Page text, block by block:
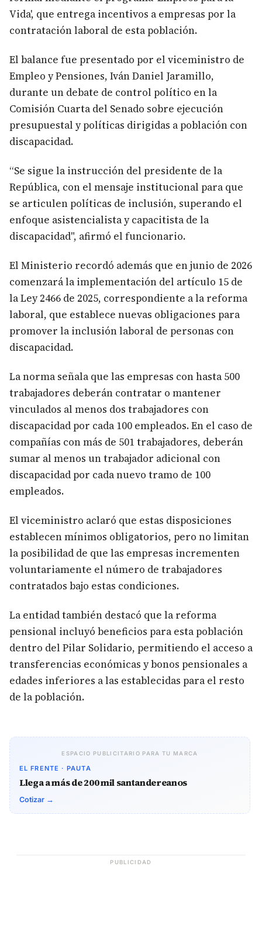
Vida', que entrega incentivos a empresas por la
contratación laboral de esta población.
El balance fue presentado por el viceministro de
Empleo y Pensiones, Iván Daniel Jaramillo,
durante un debate de control político en la
Comisión Cuarta del Senado sobre ejecución
presupuestal y políticas dirigidas a población con
discapacidad.
“Se sigue la instrucción del presidente de la
República, con el mensaje institucional para que
se articulen políticas de inclusión, superando el
enfoque asistencialista y capacitista de la
discapacidad", afirmó el funcionario.
El Ministerio recordó además que en junio de 2026
comenzará la implementación del artículo 15 de
la Ley 2466 de 2025, correspondiente a la reforma
laboral, que establece nuevas obligaciones para
promover la inclusión laboral de personas con
discapacidad.
La norma señala que las empresas con hasta 500
trabajadores deberán contratar o mantener
vinculados al menos dos trabajadores con
discapacidad por cada 100 empleados. En el caso de
compañías con más de 501 trabajadores, deberán
sumar al menos un trabajador adicional con
discapacidad por cada nuevo tramo de 100
empleados.
El viceministro aclaró que estas disposiciones
establecen mínimos obligatorios, pero no limitan
la posibilidad de que las empresas incrementen
voluntariamente el número de trabajadores
contratados bajo estas condiciones.
La entidad también destacó que la reforma
pensional incluyó beneficios para esta población
dentro del Pilar Solidario, permitiendo el acceso a
transferencias económicas y bonos pensionales a
edades inferiores a las establecidas para el resto
de la población.
ESPACIO PUBLICITARIO PARA TU MARCA
EL FRENTE · PAUTA
Llega a más de 200 mil santandereanos
Cotizar →
PUBLICIDAD